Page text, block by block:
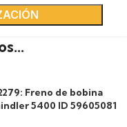
Freno de bobina
5400 ID 59605081